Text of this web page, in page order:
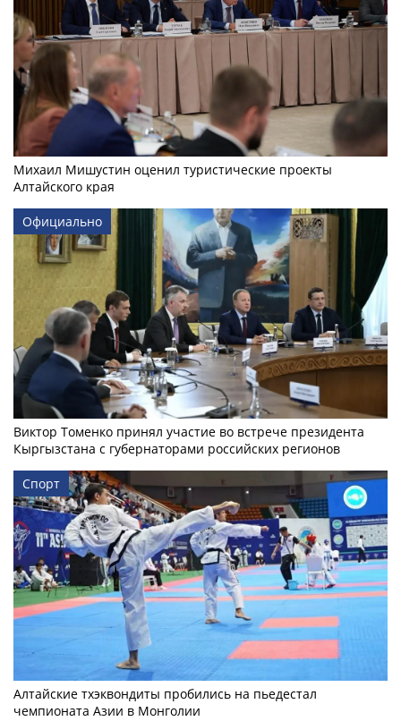
Михаил Мишустин оценил туристические проекты
Алтайского края
Официально
Виктор Томенко принял участие во встрече президента
Кыргызстана с губернаторами российских регионов
Спорт
Алтайские тхэквондиты пробились на пьедестал
чемпионата Азии в Монголии